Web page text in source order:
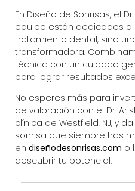
En Diseño de Sonrisas, el
equipo están dedicados a
tratamiento dental, sino
transformadora.
técnica con un cuidado
para lograr resultados
No esperes más para
de valoración con el Dr.
clínica de Westfield, NJ, y
sonrisa que siempre has
en diseñodesonrisas.com o
descubrir tu potencial.